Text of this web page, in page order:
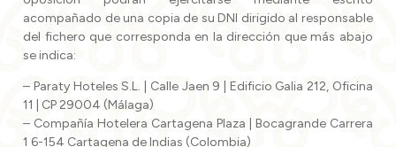
acompañado de una copia de su DNI dirigido al responsable
del fichero que corresponda en la dirección que más abajo
se indica:
– Paraty Hoteles S.L. | Calle Jaen 9 | Edificio Galia 212, Oficina
11 | CP 29004 (Málaga)
– Compañía Hotelera Cartagena Plaza | Bocagrande Carrera
1 6-154 Cartagena de Indias (Colombia)